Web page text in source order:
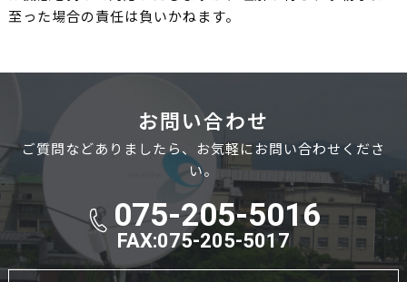
至った場合の責任は負いかねます。
お問い合わせ
ご質問などありましたら、お気軽にお問い合わせくださ
い。
075-205-5016
FAX:075-205-5017